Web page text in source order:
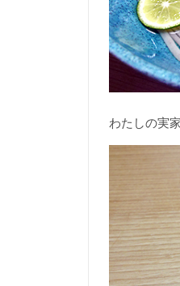
わたしの実